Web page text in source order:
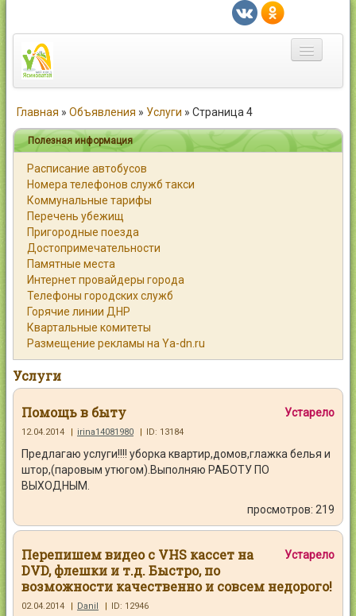
Город
Статьи
Каталог
Справочник
Работа
Объявления
Помощь
Контакты
Главная » Объявления » Услуги » Страница 4
Полезная информация
Расписание автобусов
Номера телефонов служб такси
Коммунальные тарифы
Перечень убежищ
Пригородные поезда
Достопримечательности
Памятные места
Интернет провайдеры города
Телефоны городских служб
Горячие линии ДНР
Квартальные комитеты
Размещение рекламы на Ya-dn.ru
Услуги
Устарело
Помощь в быту
12.04.2014 | irina14081980 | ID: 13184
Предлагаю услуги!!!! уборка квартир,домов,глажка белья и
штор,(паровым утюгом).Выполняю РАБОТУ ПО
ВЫХОДНЫМ.
просмотров: 219
Устарело
Перепишeм видео с VHS кассет на
DVD, флешки и т.д. Быстро, по
возможности качественно и совсем недорого!
02.04.2014 | Danil | ID: 12946